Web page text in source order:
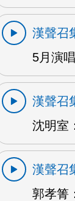
漢聲召
5月演
漢聲召
沈明室
漢聲召
郭孝箐